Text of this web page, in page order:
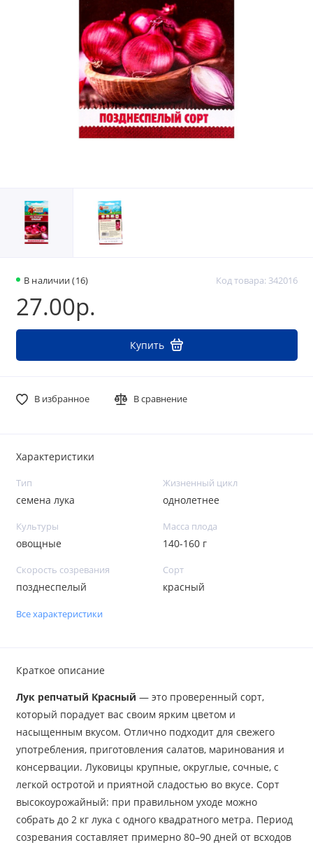
В наличии (16) Код товара: 342016
27.00р.
Купить
В избранное В сравнение
Характеристики
Тип
семена лука
Жизненный цикл
однолетнее
Культуры
овощные
Масса плода
140-160 г
Скорость созревания
позднеспелый
Сорт
красный
Все характеристики
Краткое описание
Лук репчатый Красный — это проверенный сорт,
который порадует вас своим ярким цветом и
насыщенным вкусом. Отлично подходит для свежего
употребления, приготовления салатов, маринования и
консервации. Луковицы крупные, округлые, сочные, с
легкой остротой и приятной сладостью во вкусе. Сорт
высокоурожайный: при правильном уходе можно
собрать до 2 кг лука с одного квадратного метра. Период
созревания составляет примерно 80–90 дней от всходов